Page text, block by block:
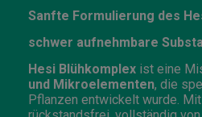
Sanfte Formulierung des
schwer aufnehmbare
Hesi Blühkomplex ist eine
und Mikroelementen, die
Pflanzen entwickelt wurde.